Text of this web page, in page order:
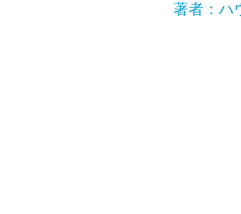
著者：ハ